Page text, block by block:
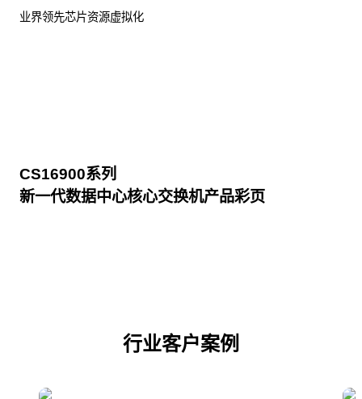
业界领先芯片资源虚拟化
CS16900系列
新一代数据中心核心交换机产品彩页
行业客户案例